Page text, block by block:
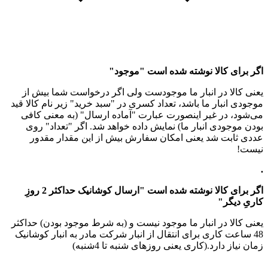
اگر برای کالا نوشته شده است "موجود"
یعنی کالا در انبار ما موجودست ولی اگر درخواست شما بیش از
موجودی انبار ما باشد، تعداد کسری در "سبد خرید" زیر نام کالا قید
می‌شود، در غیر اینصورت عبارت "آماده ارسال" (به معنی کافی
بودن موجودی انبار ما) نمایش داده خواهد شد. اگر "تعداد" روی
عددی ثابت شد یعنی امکان سفارش بیش از این مقدار مقدور
نیست!
.
اگر برای کالا نوشته شده است "ارسال کوشانیک حداکثر 2 روزِ
کاریِ دیگر"
یعنی کالا در انبار ما موجود نیست و (به شرط موجود بودن) حداکثر
48 ساعت کاری برای انتقال از انبار شرکت مادر به انبار کوشانیک
زمان نیاز دارد.(کاری یعنی روزهای شنبه تا 4شنبه)